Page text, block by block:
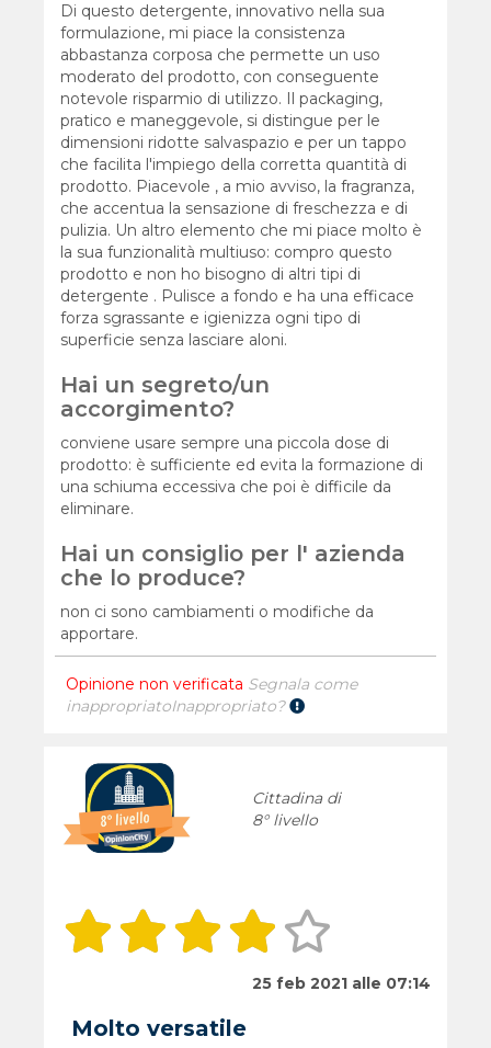
Di questo detergente, innovativo nella sua
formulazione, mi piace la consistenza
abbastanza corposa che permette un uso
moderato del prodotto, con conseguente
notevole risparmio di utilizzo. Il packaging,
pratico e maneggevole, si distingue per le
dimensioni ridotte salvaspazio e per un tappo
che facilita l'impiego della corretta quantità di
prodotto. Piacevole , a mio avviso, la fragranza,
che accentua la sensazione di freschezza e di
pulizia. Un altro elemento che mi piace molto è
la sua funzionalità multiuso: compro questo
prodotto e non ho bisogno di altri tipi di
detergente . Pulisce a fondo e ha una efficace
forza sgrassante e igienizza ogni tipo di
superficie senza lasciare aloni.
Hai un segreto/un
accorgimento?
conviene usare sempre una piccola dose di
prodotto: è sufficiente ed evita la formazione di
una schiuma eccessiva che poi è difficile da
eliminare.
Hai un consiglio per l' azienda
che lo produce?
non ci sono cambiamenti o modifiche da
apportare.
Opinione non verificata Segnala come
inappropriatoInappropriato?
Cittadina di
8° livello
25 feb 2021 alle 07:14
Molto versatile